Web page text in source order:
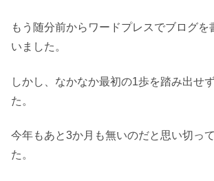
もう随分前からワードプレスでブログを
いました。
しかし、なかなか最初の1歩を踏み出せ
た。
今年もあと3か月も無いのだと思い切っ
た。